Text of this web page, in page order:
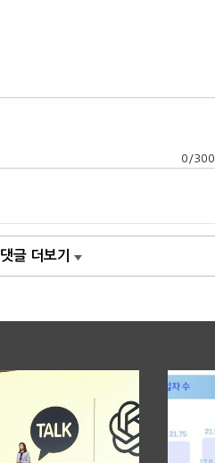
0 /300
댓글 더보기